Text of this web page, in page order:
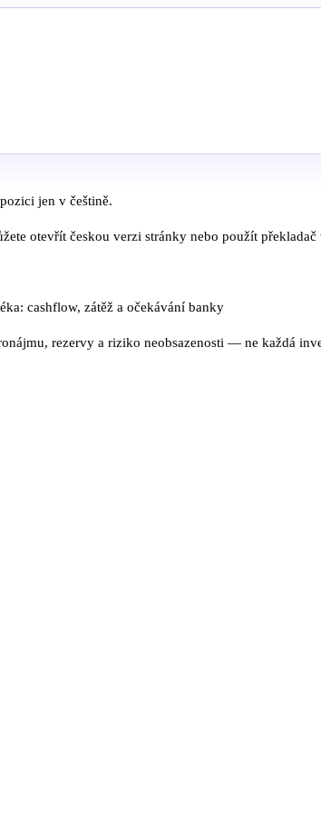
jen v češtině.
otevřít českou verzi stránky nebo použít
cashflow, zátěž a očekávání banky
rezervy a riziko neobsazenosti — ne každá